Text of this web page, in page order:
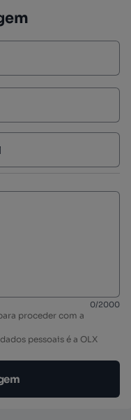
0/2000
proceder com a
pessoais é a OLX